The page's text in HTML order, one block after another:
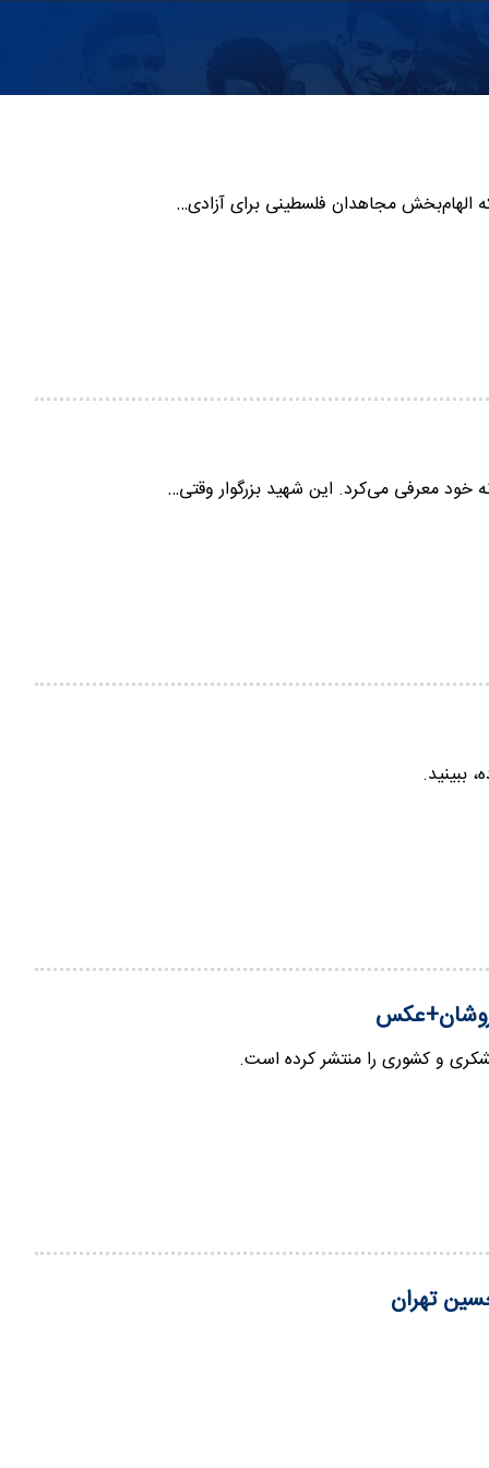
مجاهدان فلسطینی برای آزادی…
خود معرفی می‌کرد. این شهید بزرگوار وقتی…
ببینید.
و کشوری را منتشر کرده است.
تهران